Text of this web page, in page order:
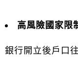
高風險國家限
銀行開立後戶口